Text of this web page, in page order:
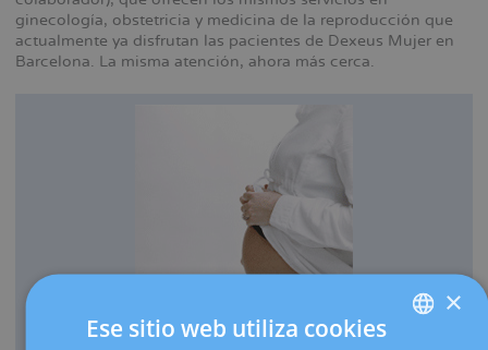
ginecología, obstetricia y medicina de la reproducción que
actualmente ya disfrutan las pacientes de Dexeus Mujer en
Barcelona. La misma atención, ahora más cerca.
×
Ese sitio web utiliza cookies